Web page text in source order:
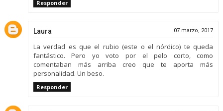
Responder
Laura 07 marzo, 2017
La verdad es que el rubio (este o el nórdico) te queda
fantástico. Pero yo voto por el pelo corto, como
comentaban más arriba creo que te aporta más
personalidad. Un beso.
Responder